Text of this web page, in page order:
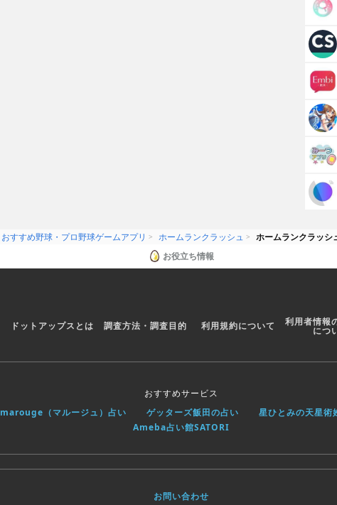
おすすめ野球・プロ野球ゲームアプリ ホームランクラッシュ
ホームランクラッシ
お役立ち情報
ドットアップスとは 調査方法・調査目的 利用規約について 利用者情報
につ
おすすめサービス
marouge（マルージュ）占い ゲッターズ飯田の占い 星ひとみの天星術
Ameba占い館SATORI
お問い合わせ